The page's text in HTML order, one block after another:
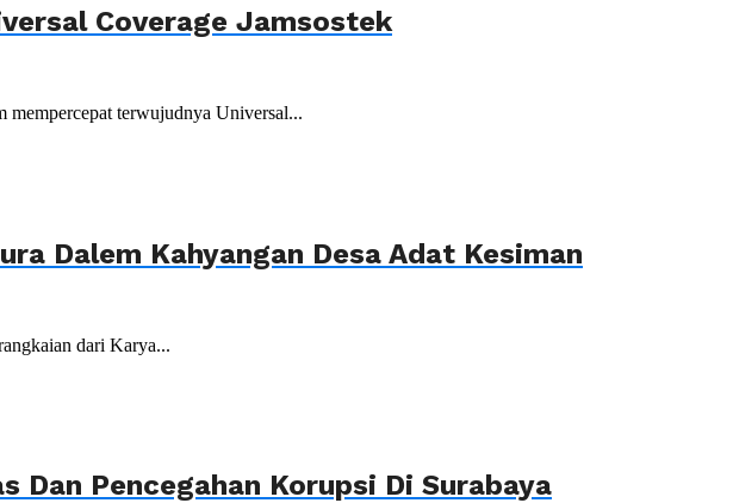
Coverage Jamsostek
mempercepat terwujudnya Universal...
Dalem Kahyangan Desa Adat Kesiman
dari Karya...
Pencegahan Korupsi Di Surabaya